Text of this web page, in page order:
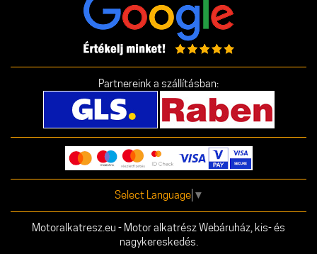
Partnereink a szállításban:
Select Language ▼
Motoralkatresz.eu - Motor alkatrész Webáruház, kis- és
nagykereskedés.